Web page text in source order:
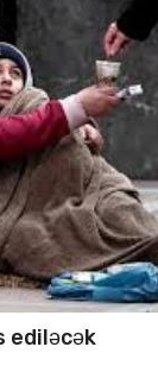
ediləcək